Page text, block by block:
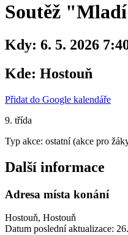
Soutěž
Kdy: 6. 5. 2026
Kde: Hostouň
Přidat do Google kalendáře
9. třída
Typ akce: ostatní (akce pro
Další informace
Adresa místa konání
Hostouň, Hostouň
Datum poslední aktualizace: